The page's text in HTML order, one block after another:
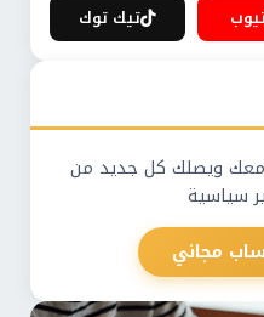
تيك توك
ويصلك كل جديد من
سياسية
مجاني